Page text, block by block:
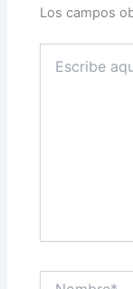
Los campos
aquí...